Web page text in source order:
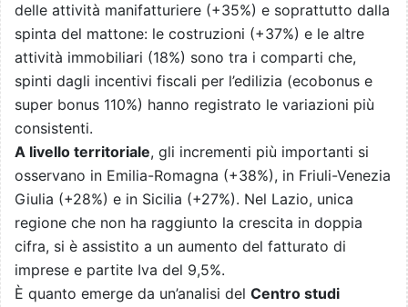
delle attività manifatturiere (+35%) e soprattutto dalla
spinta del mattone: le costruzioni (+37%) e le altre
attività immobiliari (18%) sono tra i comparti che,
spinti dagli incentivi fiscali per l’edilizia (ecobonus e
super bonus 110%) hanno registrato le variazioni più
consistenti.
A livello territoriale, gli incrementi più importanti si
osservano in Emilia-Romagna (+38%), in Friuli-Venezia
Giulia (+28%) e in Sicilia (+27%). Nel Lazio, unica
regione che non ha raggiunto la crescita in doppia
cifra, si è assistito a un aumento del fatturato di
imprese e partite Iva del 9,5%.
È quanto emerge da un’analisi del Centro studi